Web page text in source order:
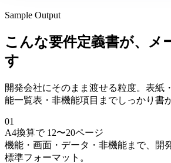
Sample Output
こんな要件定義書が、メ
す
開発会社にそのまま渡せる粒度。表紙
能一覧表・非機能項目までしっかり書
01
A4換算で 12〜20ページ
機能・画面・データ・非機能まで、開
標準フォーマット。